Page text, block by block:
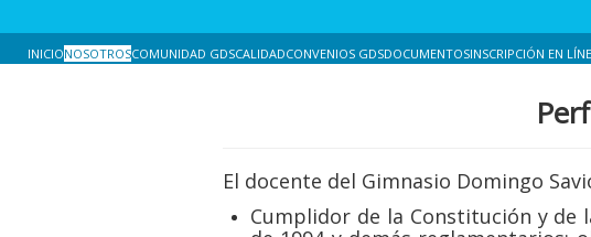
INICIONOSOTROSCOMUNIDAD GDSCALIDADCONVENIOS GDSDOCUMENTOSINSCRIPCIÓN EN
El docente del Gimnasio Domingo
Cumplidor de la Constitución y de